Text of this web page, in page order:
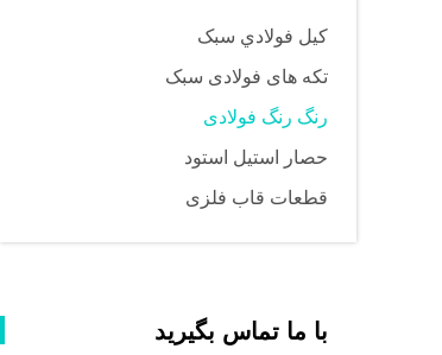
کيل فولادي سبک
تکه های فولادی سبک
رنگ رنگ فولادی
حصار استیل استود
قطعات قاب فلزی
با ما تماس بگیرید